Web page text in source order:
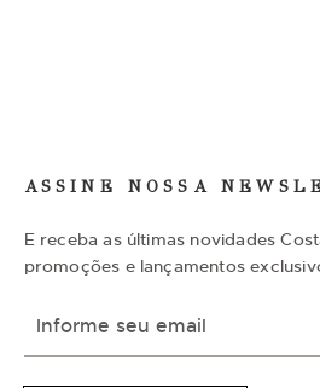
ASSINE NOSSA
E receba as últimas novidades
promoções e lançamentos